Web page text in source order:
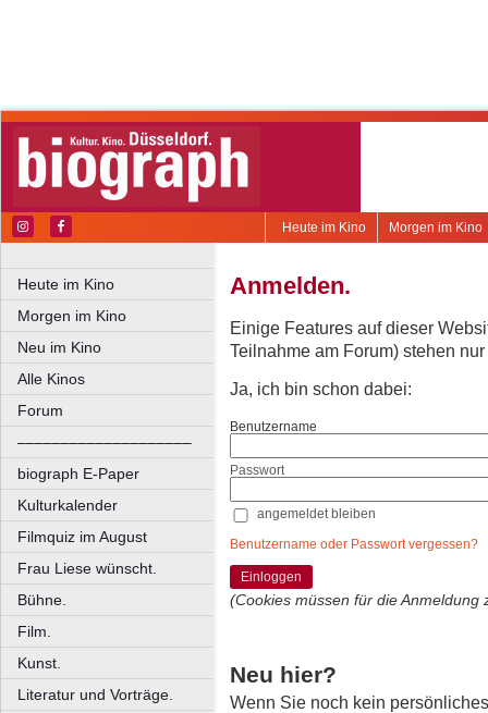
Morgen im Kino
Heute im Kino
Heute im Kino
Morgen im Kino
Neu im Kino
Alle Kinos
Forum
––––––––––––––––––––
biograph E-Paper
Kulturkalender
Filmquiz im August
Frau Liese wünscht.
Bühne.
Film.
Kunst.
Literatur und Vorträge.
Anmelden.
Einige Features auf dieser
Teilnahme am Forum) stehen
Ja, ich bin schon dabei:
Benutzername
Passwort
angemeldet bleiben
Benutzername oder Passwort vergessen?
Einloggen
(Cookies müssen für die Anmeldung
Neu hier?
Wenn Sie noch kein